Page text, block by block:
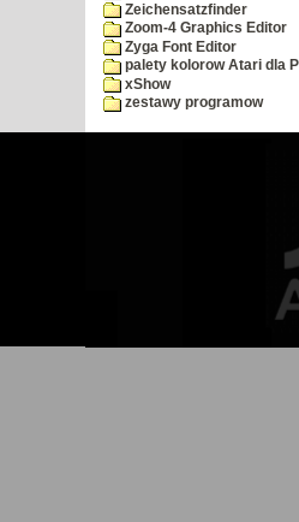
Zeichensatzfinder
Zoom-4 Graphics Editor
Zyga Font Editor
palety kolorow Atari dla
xShow
zestawy programow